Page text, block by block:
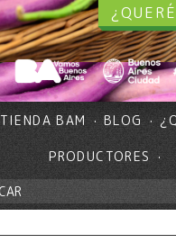
TIENDA BAM BLOG
PRODUCTORES